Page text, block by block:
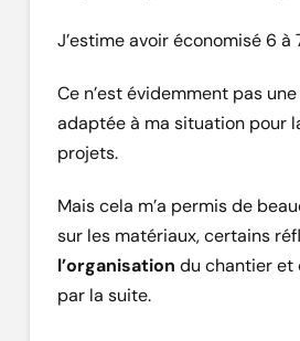
J’estime avoir économisé 6
Ce n’est évidemment pas
adaptée à ma situation pour
projets.
Mais cela m’a permis de
sur les matériaux, certains
l’organisation du chantier et
par la suite.